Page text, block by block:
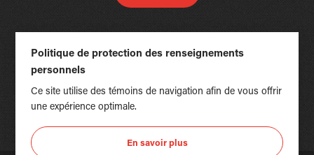
Politique de protection des renseignements
personnels
Ce site utilise des témoins de navigation afin de vous offrir
une expérience optimale.
En savoir plus